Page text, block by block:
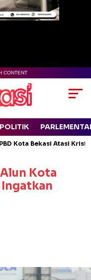
CONTENT
POLITIK
Kota Bekasi Atasi
Kota
Ingatkan